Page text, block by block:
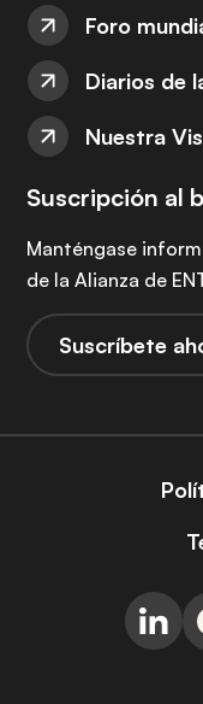
Foro
Diarios de
Nuestra
Suscripción al
Manténgase
de la Alianza de
Suscríbete